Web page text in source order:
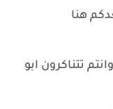
هنا
تتناكرون ابو